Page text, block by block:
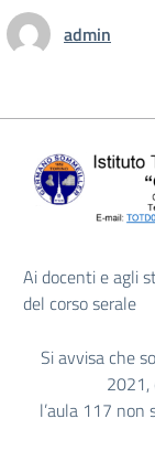
admin
Ai docenti e agli
del corso serale
Si avvisa che
2021,
l’aula 117 non